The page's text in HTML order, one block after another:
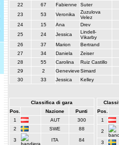
22
67 Fabienne
Suter
23
53 Veronika
Zuzulova
Velez
24
15 Ana
Drev
25
24 Jessica
Lindell-
Vikarby
26
37 Marion
Bertrand
27
34 Daniela
Zeiser
28
55 Carolina
Ruiz Castillo
29
2 GenevieveSimard
30
33 Jessica Kelley
Classifica di gara
Pos.
Nazione
Punti
1
AUT
300
2
SWE 88
3 ITA 84
Pos.
1
2
3